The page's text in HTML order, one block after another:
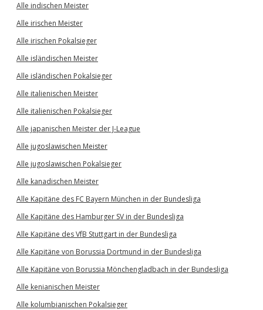
Alle indischen Meister
Alle irischen Meister
Alle irischen Pokalsieger
Alle isländischen Meister
Alle isländischen Pokalsieger
Alle italienischen Meister
Alle italienischen Pokalsieger
Alle japanischen Meister der J-League
Alle jugoslawischen Meister
Alle jugoslawischen Pokalsieger
Alle kanadischen Meister
Alle Kapitäne des FC Bayern München in der Bundesliga
Alle Kapitäne des Hamburger SV in der Bundesliga
Alle Kapitäne des VfB Stuttgart in der Bundesliga
Alle Kapitäne von Borussia Dortmund in der Bundesliga
Alle Kapitäne von Borussia Mönchengladbach in der Bundesliga
Alle kenianischen Meister
Alle kolumbianischen Pokalsieger